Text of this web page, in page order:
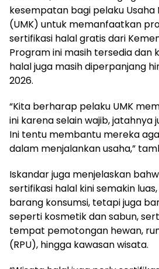
kesempatan bagi pelaku Usaha
(UMK) untuk memanfaatkan
sertifikasi halal gratis dari
Program ini masih tersedia dan
halal juga masih diperpanjang
2026.
“Kita berharap pelaku UMK
ini karena selain wajib, jatahnya
Ini tentu membantu mereka
dalam menjalankan usaha,”
Iskandar juga menjelaskan
sertifikasi halal kini semakin
barang konsumsi, tetapi juga
seperti kosmetik dan sabun,
tempat pemotongan hewan,
(RPU), hingga kawasan wisata.